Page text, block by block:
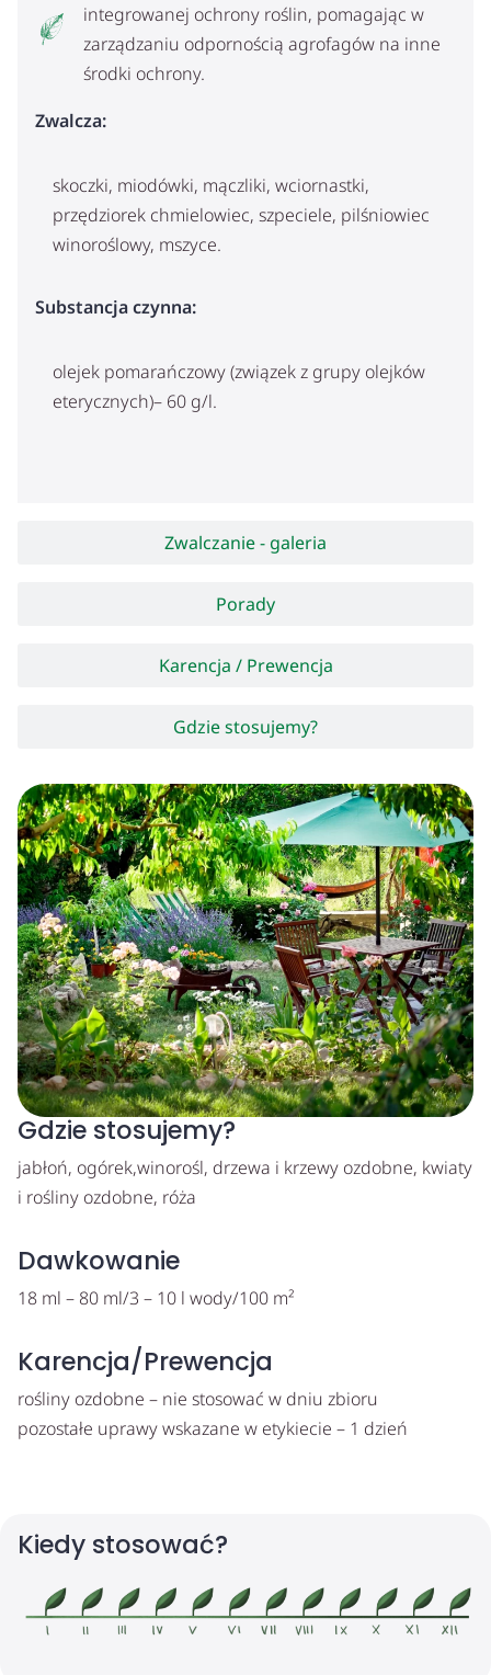
Zwalczanie - galeria
Porady
Karencja / Prewencja
Gdzie stosujemy?
integrowanej ochrony roślin, pomagając w
zarządzaniu odpornością agrofagów na inne
środki ochrony.
Zwalcza:
skoczki, miodówki, mączliki, wciornastki,
przędziorek chmielowiec, szpeciele, pilśniowiec
winoroślowy, mszyce.
Substancja czynna:
olejek pomarańczowy (związek z grupy olejków
eterycznych)– 60 g/l.
Gdzie stosujemy?
jabłoń, ogórek,winorośl, drzewa i krzewy ozdobne, kwiaty
i rośliny ozdobne, róża
Dawkowanie
18 ml – 80 ml/3 – 10 l wody/100 m²
Karencja/Prewencja
rośliny ozdobne – nie stosować w dniu zbioru
pozostałe uprawy wskazane w etykiecie – 1 dzień
Kiedy stosować?